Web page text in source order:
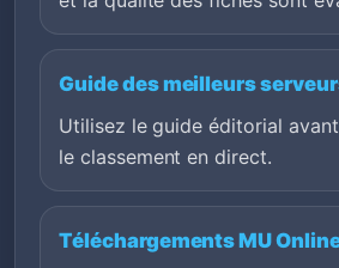
Guide des meilleurs
Utilisez le guide éditorial
le classement en direct.
Téléchargements MU